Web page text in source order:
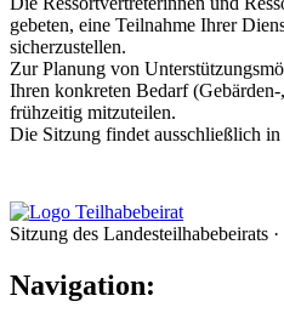
gebeten, eine Teilnahme Ihrer
sicherzustellen.
Zur Planung von
Ihren konkreten Bedarf
frühzeitig mitzuteilen.
Die Sitzung findet ausschließlich in
Sitzung des Landesteilhabebeirats
Navigation: